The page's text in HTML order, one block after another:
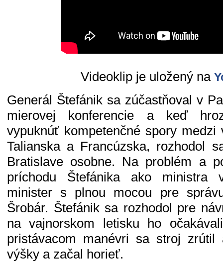
Videoklip je uložený na
Generál Štefánik sa zúčastňoval v
mierovej konferencie a keď
vypuknúť kompetenčné spory medzi
Talianska a Francúzska, rozhodol
Bratislave osobne. Na problém a
príchodu Štefánika ako ministra
minister s plnou mocou pre
Šrobár. Štefánik sa rozhodol pre
na vajnorskom letisku ho
pristávacom manévri sa stroj zrútil
výšky a začal horieť.